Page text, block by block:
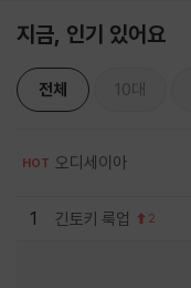
지금, 인기 있어요
전체 10대
HOT 오디세이아
1 긴토키 룩업 2